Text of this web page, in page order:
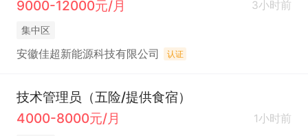
9000-12000元/月
3小时前
集中区
安徽佳超新能源科技有限公司 认证
技术管理员（五险/提供食宿）
4000-8000元/月
1小时前